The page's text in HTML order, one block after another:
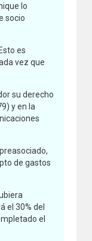
lo
socio
es
vez que
su derecho
y en la
de gastos
el 30% del
el